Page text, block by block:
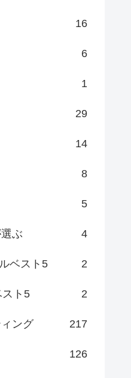
16
6
1
29
14
8
5
ぶ 4
ベスト5 2
スト5 2
ング 217
126